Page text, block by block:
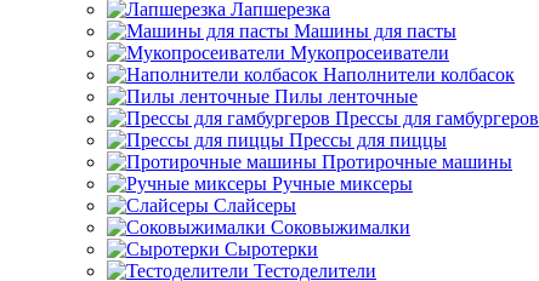
Лапшерезка
Машины для пасты
Мукопросеиватели
Наполнители колбасок
Пилы ленточные
Прессы для гамбургеров
Прессы для пиццы
Протирочные машины
Ручные миксеры
Слайсеры
Соковыжималки
Сыротерки
Тестоделители